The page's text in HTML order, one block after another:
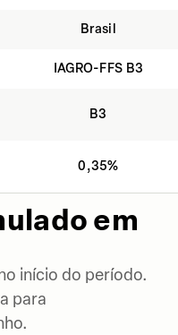
Brasil
IAGRO-FFS B3
B3
0,35%
em
início do período.
para